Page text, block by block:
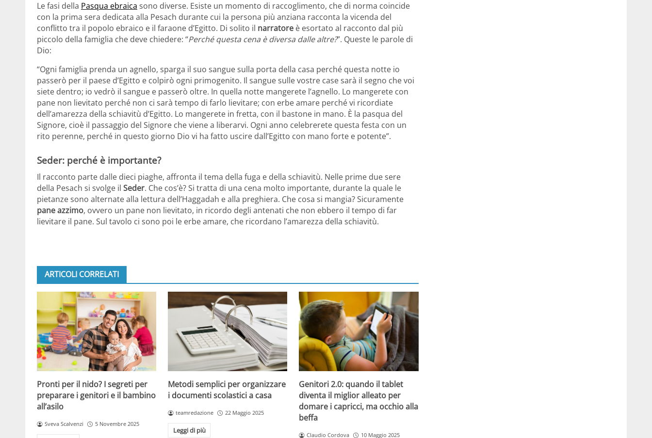
Le fasi della Pasqua ebraica sono diverse. Esiste un momento di raccoglimento, che di norma coincide
con la prima sera dedicata alla Pesach durante cui la persona più anziana racconta la vicenda del
conflitto tra il popolo ebraico e il faraone d’Egitto. Di solito il narratore è esortato al racconto dal più
piccolo della famiglia che deve chiedere: “Perché questa cena è diversa dalle altre?”. Queste le parole di
Dio:
“Ogni famiglia prenda un agnello, sparga il suo sangue sulla porta della casa perché questa notte io
passerò per il paese d’Egitto e colpirò ogni primogenito. Il sangue sulle vostre case sarà il segno che voi
siete dentro; io vedrò il sangue e passerò oltre. In quella notte mangerete l’agnello. Lo mangerete con
pane non lievitato perché non ci sarà tempo di farlo lievitare; con erbe amare perché vi ricordiate
dell’amarezza della schiavitù d’Egitto. Lo mangerete in fretta, con il bastone in mano. È la pasqua del
Signore, cioè il passaggio del Signore che viene a liberarvi. Ogni anno celebrerete questa festa con un
rito perenne, perché in questo giorno Dio vi ha fatto uscire dall’Egitto con mano forte e potente”.
Seder: perché è importante?
Il racconto parte dalle dieci piaghe, affronta il tema della fuga e della schiavitù. Nelle prime due sere
della Pesach si svolge il Seder. Che cos’è? Si tratta di una cena molto importante, durante la quale le
pietanze sono alternate alla lettura dell’Haggadah e alla preghiera. Che cosa si mangia? Sicuramente
pane azzimo, ovvero un pane non lievitato, in ricordo degli antenati che non ebbero il tempo di far
lievitare il pane. Sul tavolo ci sono poi le erbe amare, che ricordano l’amarezza della schiavitù.
ARTICOLI CORRELATI
Pronti per il nido? I segreti per
preparare i genitori e il bambino
all’asilo
Sveva Scalvenzi 5 Novembre 2025
Metodi semplici per organizzare
i documenti scolastici a casa
teamredazione 22 Maggio 2025
Leggi di più
Genitori 2.0: quando il tablet
diventa il miglior alleato per
domare i capricci, ma occhio alla
beffa
Claudio Cordova 10 Maggio 2025